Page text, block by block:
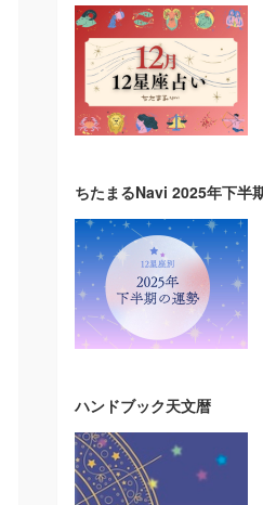
ちたまるNavi 2025年下半
ハンドブック天文暦